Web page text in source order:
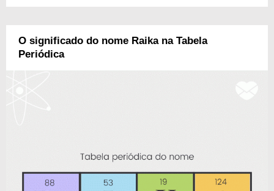
O significado do nome Raika na Tabela
Periódica